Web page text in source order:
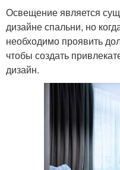
Освещение является
дизайне спальни, но
необходимо проявить
чтобы создать
дизайн.